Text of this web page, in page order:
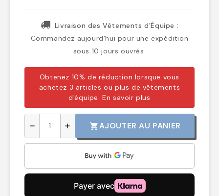
Livraison des Vêtements d'Équipe :
Commandez aujourd'hui pour une expédition
sous 10 jours ouvrés.
Obtenez 10% de réduction lorsque vous
achetez 3 articles ou plus de vêtements
d'équipe.En savoir plus
remove add shopping_cartAJOUTER AU PANIER